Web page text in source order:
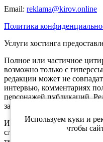
Email: reklama@kirov.online
Политика
Услуги хостинга
Полное или частичное
возможно только с
редакции может не
интервью, комментариях
персонажей публикаций.
за текст комментариев
Интернет-портал
службе по надзору в сфере
Используем куки и
чтобы